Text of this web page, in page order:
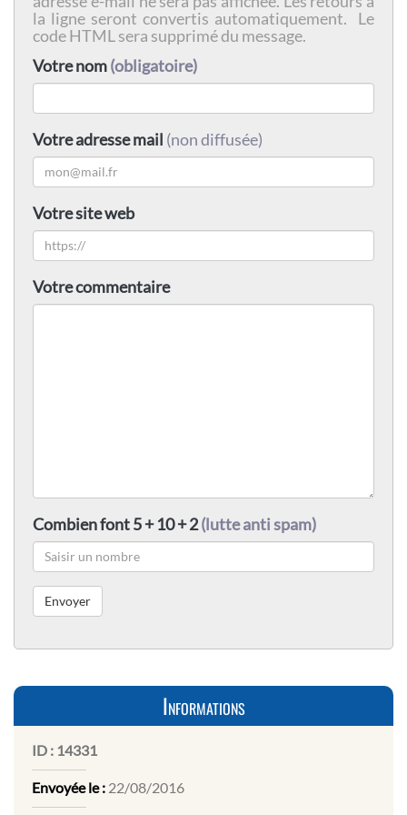
la ligne seront convertis automatiquement. Le
code HTML sera supprimé du message.
Votre nom(obligatoire)
Votre adresse mail (non diffusée)
Votre site web
Votre commentaire
Combien font 5 + 10 + 2(lutte anti spam)
Informations
ID : 14331
Envoyée le : 22/08/2016